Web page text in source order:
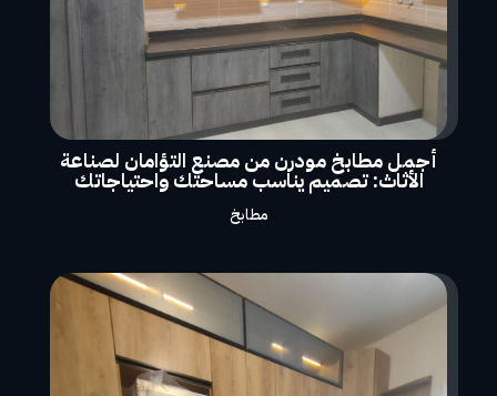
أجمل مطابخ مودرن من مصنع التؤامان لصناعة
الأثاث: تصميم يناسب مساحتك واحتياجاتك
مطابخ